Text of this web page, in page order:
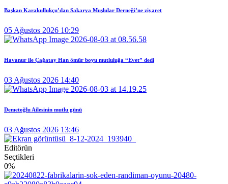
Başkan Karakullukçu’dan Sakarya Muşlular Derneği’ne ziyaret
05 Ağustos 2026 10:29
Havanur ile Çağatay Han ömür boyu mutluluğa “Evet” dedi
03 Ağustos 2026 14:40
Demetoğlu Ailesinin mutlu günü
03 Ağustos 2026 13:46
Editörün
Seçtikleri
0%